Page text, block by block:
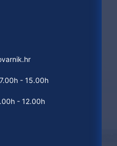
- 15.00h
- 12.00h